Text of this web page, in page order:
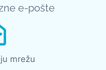
e-pošte
mrežu